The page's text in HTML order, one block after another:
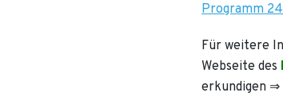
Programm
Für weitere
Webseite des
erkundigen ⇒